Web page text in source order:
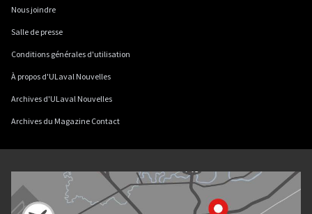
Nous joindre
Salle de presse
Conditions générales d'utilisation
À propos d'ULaval Nouvelles
Archives d'ULaval Nouvelles
Archives du Magazine Contact